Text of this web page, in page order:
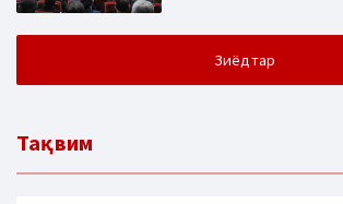
Зиёдтар
Тақвим